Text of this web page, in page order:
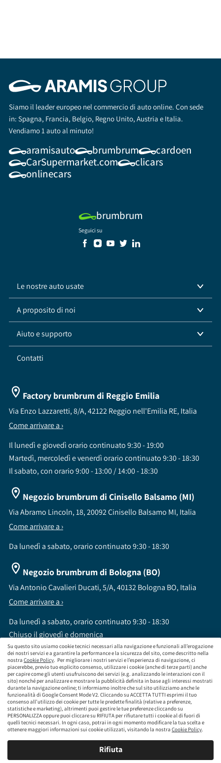
Su questo sito usiamo cookie tecnici necessari alla navigazione e funzionali all’erogazione
dei nostri servizi e a garantire la performance e la sicurezza del sito, come descritto nella
nostra Cookie Policy. Per migliorare i nostri servizi e l’esperienza di navigazione, ci
piacerebbe, previo tuo esplicito consenso, utilizzare i cookie (anche di terze parti) anche
per capire come gli utenti usufruiscono dei servizi (e.g. analizzando le interazioni con il
sito) nonché per analizzare e mostrare la pubblicità definita in base agli interessi mostrati
durante la navigazione online; ti informiamo inoltre che sul sito utilizziamo anche le
funzionalità di Google Consent Mode V2. Cliccando su ACCETTA TUTTI esprimi il tuo
consenso all’utilizzo dei cookie per tutte le predette finalità (relative a preferenze,
statistiche e marketing), altrimenti puoi gestire le tue preferenze cliccando su
PERSONALIZZA oppure puoi cliccare su RIFIUTA per rifiutare tutti i cookie al di fuori di
quelli tecnici necessari. In ogni caso, potrai in ogni momento modificare la tua scelta e
ottenere maggiori informazioni sui cookie utilizzati, visitando la nostra Cookie Policy.
Rifiuta
Siamo il leader europeo nel commercio di auto online. Con sede
in: Spagna, Francia, Belgio, Regno Unito, Austria e Italia.
Vendiamo 1 auto al minuto!
aramisauto brumbrum
cardoen
CarSupermarket.com
clicars
onlinecars
brumbrum
Seguici su
Le nostre auto usate
A proposito di noi
Aiuto e supporto
Contatti
Factory brumbrum di Reggio Emilia
Via Enzo Lazzaretti, 8/A, 42122 Reggio nell'Emilia RE, Italia
Come arrivare a ›
Il lunedì e giovedì orario continuato 9:30 - 19:00
Martedì, mercoledì e venerdì orario continuato 9:30 - 18:30
Il sabato, con orario 9:00 - 13:00 / 14:00 - 18:30
Negozio brumbrum di Cinisello Balsamo (MI)
Via Abramo Lincoln, 18, 20092 Cinisello Balsamo MI, Italia
Come arrivare a ›
Da lunedì a sabato, orario continuato 9:30 - 18:30
Negozio brumbrum di Bologna (BO)
Via Antonio Cavalieri Ducati, 5/A, 40132 Bologna BO, Italia
Come arrivare a ›
Da lunedì a sabato, orario continuato 9:30 - 18:30
Chiuso il giovedì e domenica
brumbrum S.p.A a socio unico - CF / P.IVA 09323210964 - Numero REA: MI - 2083307 -
Capitale Sociale: Euro 218.547,65 i.v.
Sede Legale Via Leningrado 8, 20161 Milano MI
Società soggetta alla direzione e coordinamento di Aramis Group S.A.
Società soggetta al controllo IVASS, consulta gli estremi dell'iscrizione al sito
www.servizi.ivass.it